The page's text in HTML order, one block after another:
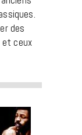
des
et ceux